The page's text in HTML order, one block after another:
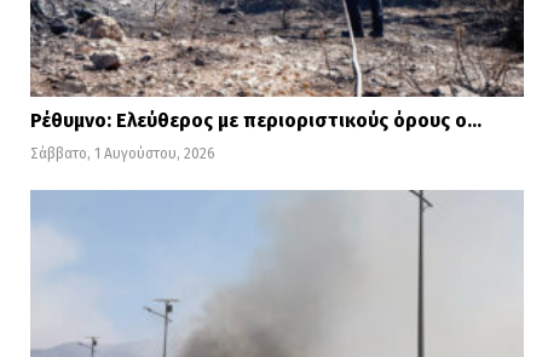
Ρέθυμνο: Ελεύθερος με περιοριστικούς όρους ο…
Σάββατο, 1 Αυγούστου, 2026